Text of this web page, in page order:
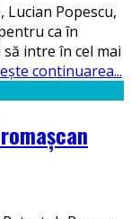
Popescu,
ca în
intre în cel mai
continuarea...